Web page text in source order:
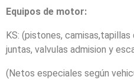
Equipos de motor:
KS: (pistones,
juntas, valvulas admision y
(Netos especiales según